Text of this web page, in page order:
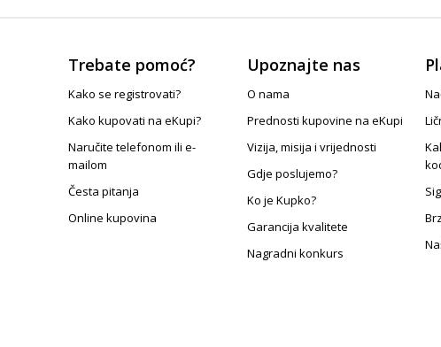
Trebate pomoć?
Kako se registrovati?
Kako kupovati na eKupi?
Naručite telefonom ili e-
mailom
Česta pitanja
Online kupovina
Upoznajte nas
O nama
Prednosti kupovine na eKupi
Vizija, misija i vrijednosti
Gdje poslujemo?
Ko je Kupko?
Garancija kvalitete
Nagradni konkurs